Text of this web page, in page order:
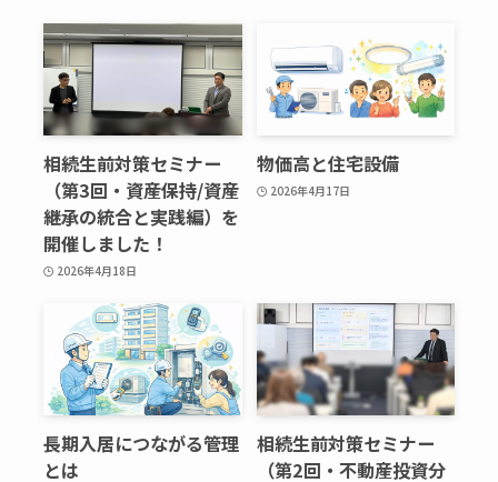
相続生前対策セミナー
（第3回・資産保持/資産
継承の統合と実践編）を
開催しました！
2026年4月18日
物価高と住宅設備
2026年4月17日
長期入居につながる管理
とは
相続生前対策セミナー
（第2回・不動産投資分